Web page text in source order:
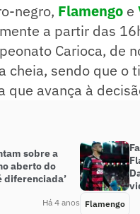
negro, Flamengo e
a partir das
Carioca, de
cheia, sendo que o
que avança à
sobre a
aberto do
diferenciada’
Há 4 anos Flamengo